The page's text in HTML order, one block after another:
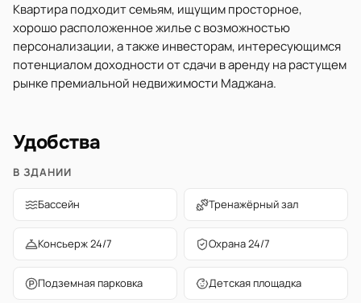
Квартира подходит семьям, ищущим просторное,
хорошо расположенное жилье с возможностью
персонализации, а также инвесторам, интересующимся
потенциалом доходности от сдачи в аренду на растущем
рынке премиальной недвижимости Маджана.
Удобства
В ЗДАНИИ
Бассейн Тренажёрный зал
Консьерж 24/7 Охрана 24/7
Подземная парковка Детская площадка